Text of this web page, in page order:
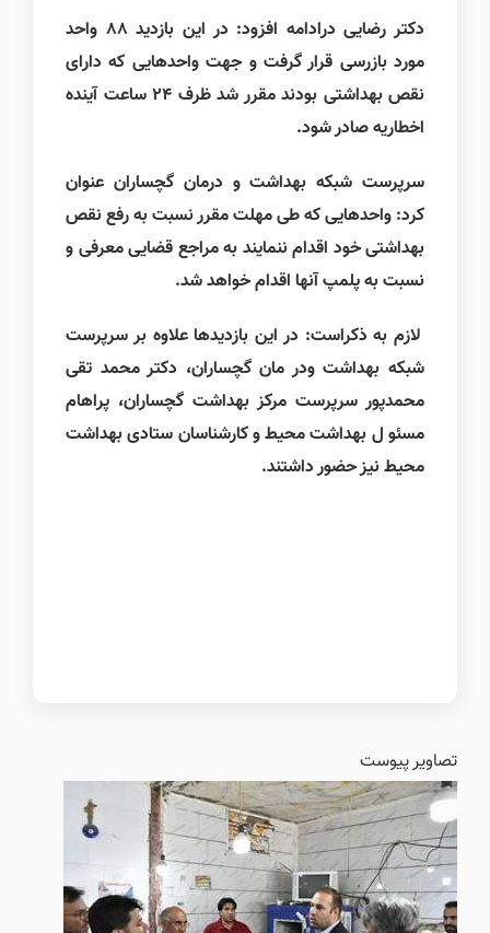
دکتر رضایی درادامه افزود: در این بازدید 88 واحد
مورد بازرسی قرار گرفت و جهت واحدهایی که دارای
نقص بهداشتی بودند مقرر شد ظرف 24 ساعت آینده
اخطاریه صادر شود.
سرپرست شبکه بهداشت و درمان گچساران عنوان
کرد: واحدهایی که طی مهلت مقرر نسبت به رفع نقص
بهداشتی خود اقدام ننمایند به مراجع قضایی معرفی و
نسبت به پلمپ آنها اقدام خواهد شد.
لازم به ذکراست: در این بازدیدها علاوه بر سرپرست
شبکه بهداشت ودر مان گچساران، دکتر محمد تقی
محمدپور سرپرست مرکز بهداشت گچساران، پراهام
مسئو ل بهداشت محیط و کارشناسان ستادی بهداشت
محیط نیز حضور داشتند.
تصاویر پیوست